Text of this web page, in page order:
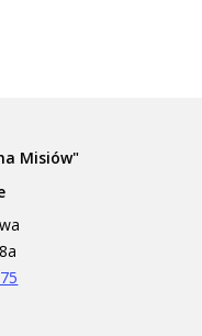
Misiów"